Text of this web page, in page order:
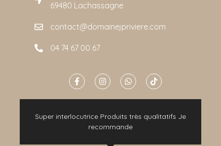
69480 Lachassagne
contact@domainejpriviere.com
04 74 67 00 67
Super interlocutrice Produits très qualitatifs Je
recommande